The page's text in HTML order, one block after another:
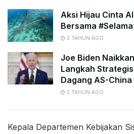
Aksi Hijau Cinta
Bersama
2 TAHUN AGO
Joe Biden
Langkah
Dagang AS-China
2 TAHUN AGO
Kepala Departemen Kebijakan